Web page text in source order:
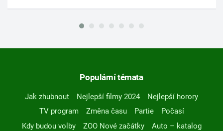
Populární témata
Jak zhubnout Nejlepší filmy 2024
Nejlepší horory
TV program
Změna času Partie
Počasí
Kdy budou volby
ZOO Nové začátky
Auto – katalog